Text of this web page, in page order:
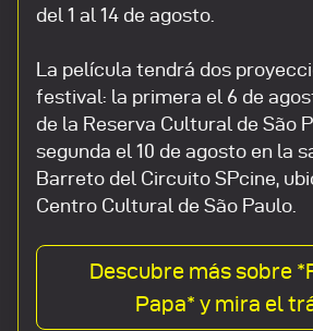
del 1 al 14 de agosto.
La película tendrá dos
festival: la primera el 6 de
de la Reserva Cultural de São
segunda el 10 de agosto en la
Barreto del Circuito SPcine,
Centro Cultural de São Paulo.
Descubre más sobre
Papa* y mira el